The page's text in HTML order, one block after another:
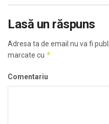
Lasă un răspuns
Adresa ta de email nu va fi
marcate cu *
Comentariu